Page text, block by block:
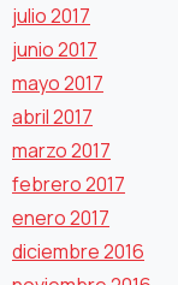
julio 2017
junio 2017
mayo 2017
abril 2017
marzo 2017
febrero 2017
enero 2017
diciembre 2016